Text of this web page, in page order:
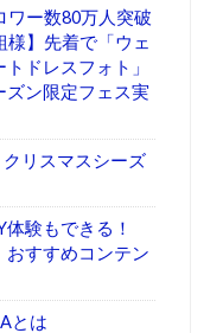
ワー数80万人突破
様】先着で「ウェ
ドレスフォト」
ズン限定フェス実
クリスマスシーズ
験もできる！
おすすめコンテン
とは